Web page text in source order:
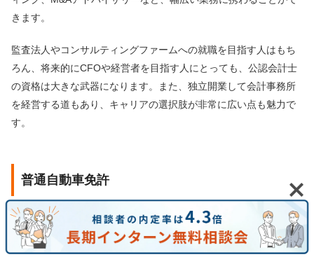
きます。
監査法人やコンサルティングファームへの就職を目指す人はもち
ろん、将来的にCFOや経営者を目指す人にとっても、公認会計士
の資格は大きな武器になります。また、独立開業して会計事務所
を経営する道もあり、キャリアの選択肢が非常に広い点も魅力で
す。
普通自動車免許
普通自動車免許は、大学生のうちに取得しておくことをおすすめ
する資格です。